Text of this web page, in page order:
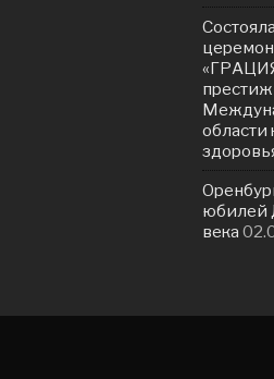
области
юбилей
века